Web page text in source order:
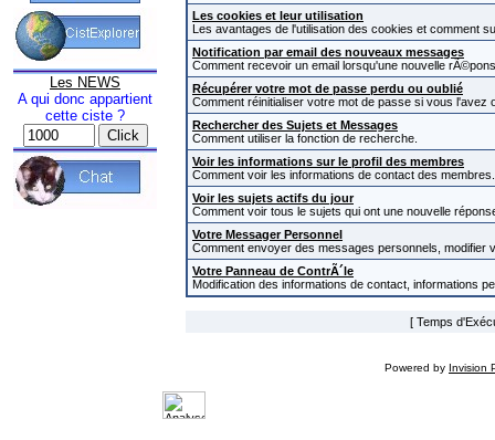
Les NEWS
A qui donc appartient
cette ciste ?
Les cookies et leur utilisation
Les avantages de l'utilisation des cookies et comment
Notification par email des nouveaux messages
Comment recevoir un email lorsqu'une nouvelle
Récupérer votre mot de passe perdu ou oublié
Comment réinitialiser votre mot de passe si vous l'avez
Rechercher des Sujets et Messages
Comment utiliser la fonction de recherche.
Voir les informations sur le profil des membres
Comment voir les informations de contact des membres.
Voir les sujets actifs du jour
Comment voir tous le sujets qui ont une nouvelle
Votre Messager Personnel
Comment envoyer des messages personnels,
Votre Panneau de ContrÃ´le
Modification des informations de contact, informations
[ Temps
Powered by Invision